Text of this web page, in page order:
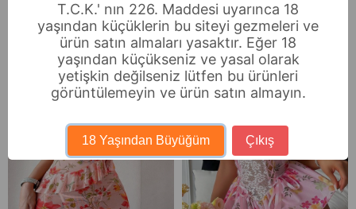
Benzer Ürünler
Ücretsiz Kargo
T.C.K.' nın 226. Maddesi uyarınca 18
yaşından küçüklerin bu siteyi gezmeleri ve
ürün satın almaları yasaktır. Eğer 18
yaşından küçükseniz ve yasal olarak
yetişkin değilseniz lütfen bu ürünleri
görüntülemeyin ve ürün satın almayın.
18 Yaşından Büyüğüm Çıkış